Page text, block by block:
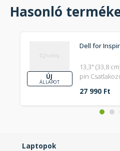
Hasonló
ÚJ
ÁLLAPOT
Dell for
13,3" (33,8 cm), 1920 x 1080 (Full
27 990 Ft
Laptopok